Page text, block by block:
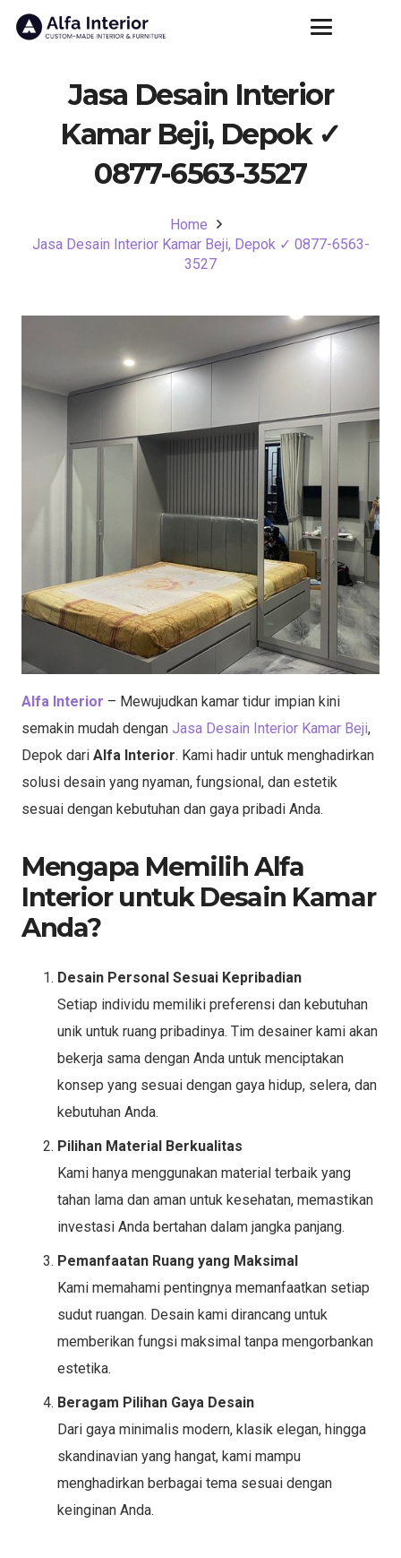
Jasa Desain Interior
Kamar Beji, Depok ✓
0877-6563-3527
Home
Jasa Desain Interior Kamar Beji, Depok ✓ 0877-6563-
3527
Alfa Interior – Mewujudkan kamar tidur impian kini
semakin mudah dengan Jasa Desain Interior Kamar Beji,
Depok dari Alfa Interior. Kami hadir untuk menghadirkan
solusi desain yang nyaman, fungsional, dan estetik
sesuai dengan kebutuhan dan gaya pribadi Anda.
Mengapa Memilih Alfa
Interior untuk Desain Kamar
Anda?
Desain Personal Sesuai Kepribadian
Setiap individu memiliki preferensi dan kebutuhan
unik untuk ruang pribadinya. Tim desainer kami akan
bekerja sama dengan Anda untuk menciptakan
konsep yang sesuai dengan gaya hidup, selera, dan
kebutuhan Anda.
Pilihan Material Berkualitas
Kami hanya menggunakan material terbaik yang
tahan lama dan aman untuk kesehatan, memastikan
investasi Anda bertahan dalam jangka panjang.
Pemanfaatan Ruang yang Maksimal
Kami memahami pentingnya memanfaatkan setiap
sudut ruangan. Desain kami dirancang untuk
memberikan fungsi maksimal tanpa mengorbankan
estetika.
Beragam Pilihan Gaya Desain
Dari gaya minimalis modern, klasik elegan, hingga
skandinavian yang hangat, kami mampu
menghadirkan berbagai tema sesuai dengan
keinginan Anda.